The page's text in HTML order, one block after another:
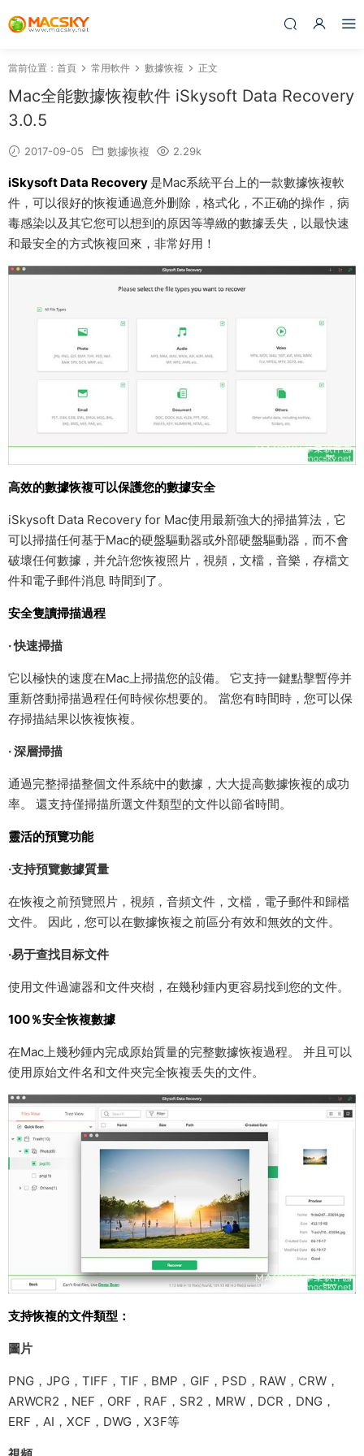
當前位置： 首頁 常用軟件 數據恢複 正文
Mac全能數據恢複軟件 iSkysoft Data Recovery
3.0.5
2017-09-05 數據恢複 2.29k
iSkysoft Data Recovery 是Mac系統平台上的一款數據恢複軟
件，可以很好的恢複通過意外删除，格式化，不正确的操作，病
毒感染以及其它您可以想到的原因等導緻的數據丢失，以最快速
和最安全的方式恢複回來，非常好用！
高效的數據恢複可以保護您的數據安全
iSkysoft Data Recovery for Mac使用最新強大的掃描算法，它
可以掃描任何基于Mac的硬盤驅動器或外部硬盤驅動器，而不會
破壞任何數據，并允許您恢複照片，視頻，文檔，音樂，存檔文
件和電子郵件消息 時間到了。
安全隻讀掃描過程
· 快速掃描
它以極快的速度在Mac上掃描您的設備。 它支持一鍵點擊暫停并
重新啓動掃描過程任何時候你想要的。 當您有時間時，您可以保
存掃描結果以恢複恢複。
· 深層掃描
通過完整掃描整個文件系統中的數據，大大提高數據恢複的成功
率。 還支持僅掃描所選文件類型的文件以節省時間。
靈活的預覽功能
·支持預覽數據質量
在恢複之前預覽照片，視頻，音頻文件，文檔，電子郵件和歸檔
文件。 因此，您可以在數據恢複之前區分有效和無效的文件。
·易于查找目标文件
使用文件過濾器和文件夾樹，在幾秒鍾内更容易找到您的文件。
100％安全恢複數據
在Mac上幾秒鍾内完成原始質量的完整數據恢複過程。 并且可以
使用原始文件名和文件夾完全恢複丢失的文件。
支持恢複的文件類型：
圖片
PNG，JPG，TIFF，TIF，BMP，GIF，PSD，RAW，CRW，
ARWCR2，NEF，ORF，RAF，SR2，MRW，DCR，DNG，
ERF，AI，XCF，DWG，X3F等